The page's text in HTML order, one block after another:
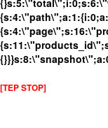
[TEP STOP]